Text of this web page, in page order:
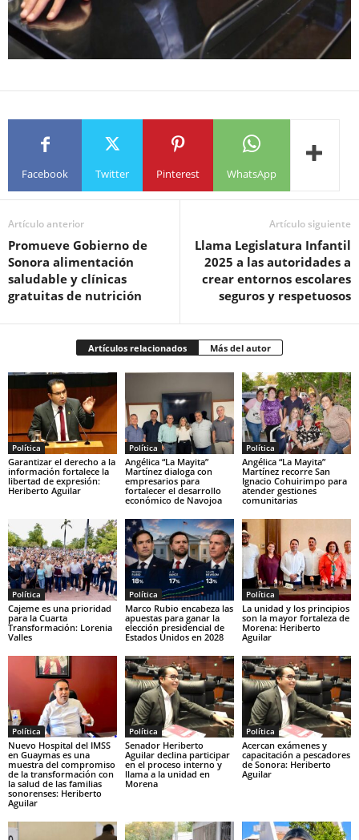
Facebook Twitter Pinterest WhatsApp
Artículo anterior
Promueve Gobierno de
Sonora alimentación
saludable y clínicas
gratuitas de nutrición
Artículo siguiente
Llama Legislatura Infantil
2025 a las autoridades a
crear entornos escolares
seguros y respetuosos
Artículos relacionados Más del autor
Política
Garantizar el derecho a la
información fortalece la
libertad de expresión:
Heriberto Aguilar
Política
Angélica “La Mayita”
Martínez dialoga con
empresarios para
fortalecer el desarrollo
económico de Navojoa
Política
Angélica “La Mayita”
Martínez recorre San
Ignacio Cohuirimpo para
atender gestiones
comunitarias
Política
Cajeme es una prioridad
para la Cuarta
Transformación: Lorenia
Valles
Política
Marco Rubio encabeza las
apuestas para ganar la
elección presidencial de
Estados Unidos en 2028
Política
La unidad y los principios
son la mayor fortaleza de
Morena: Heriberto
Aguilar
Política
Nuevo Hospital del IMSS
en Guaymas es una
muestra del compromiso
de la transformación con
la salud de las familias
sonorenses: Heriberto
Aguilar
Política
Senador Heriberto
Aguilar declina participar
en el proceso interno y
llama a la unidad en
Morena
Política
Acercan exámenes y
capacitación a pescadores
de Sonora: Heriberto
Aguilar